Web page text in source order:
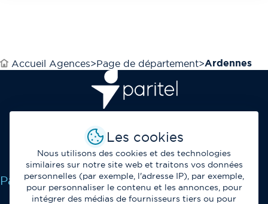
Accueil Agences Page de département Ardennes
télécommunications et de services IT au service des
professionnels.
Paritel
Les cookies
Nous utilisons des cookies et des technologies
similaires sur notre site web et traitons vos données
personnelles (par exemple, l'adresse IP), par exemple,
pour personnaliser le contenu et les annonces, pour
intégrer des médias de fournisseurs tiers ou pour